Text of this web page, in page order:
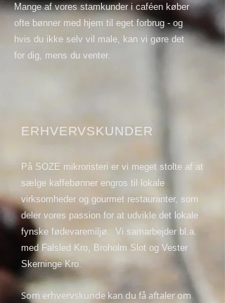
Mange af vores stamkunder i caféen køber
ofte bønner med hjem til eget forbrug - og
hvis du ikke selv vil male, kan vi gøre det
for dig, mens du venter.
ERHVERVSKUNDER
På SOZE mikroristeri er vi meget stolte af at
sælge kaffebønner engros til lokale
virksomheder og gourmet restauranter, som
deler vores passion for at udvikle det lokale
fynske fødevaremiljø. Vi samarbejder bl.a.
med Falsled Kro, Broholm Slot og Vester
Skerninge Kro.
Som erhvervskunde kan du få aftaler om